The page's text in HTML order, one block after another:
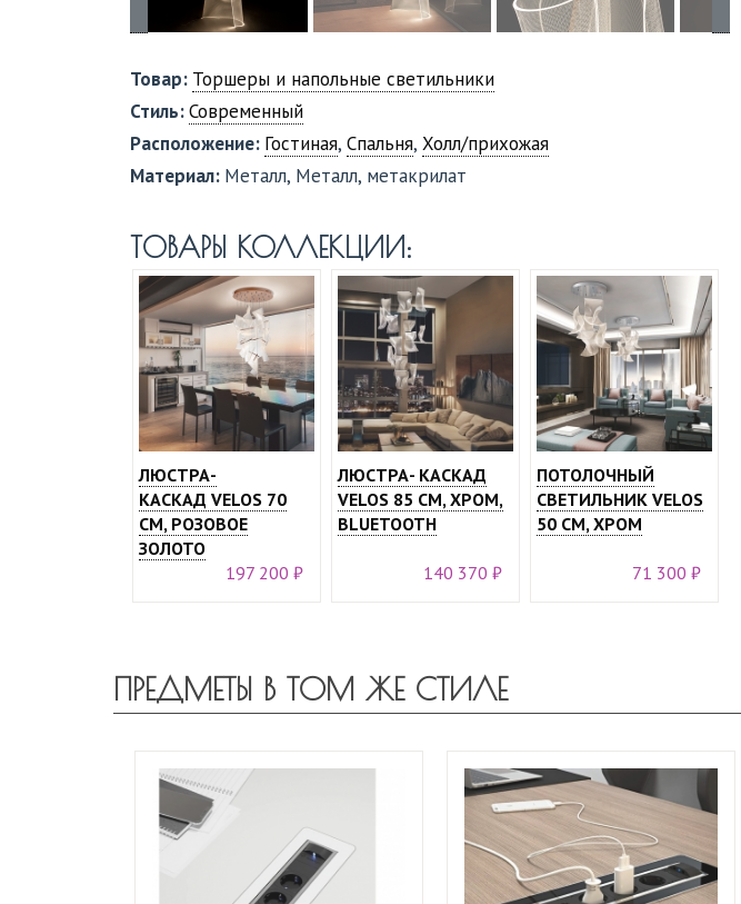
Товар: Торшеры и напольные светильники
Стиль:Современный
Расположение: Гостиная, Спальня, Холл/прихожая
Материал: Металл, Металл, метакрилат
ТОВАРЫ КОЛЛЕКЦИИ:
ЛЮСТРА-
КАСКАД VELOS 70
СМ, РОЗОВОЕ
ЗОЛОТО
197 200 ₽
ЛЮСТРА- КАСКАД
VELOS 85 СМ, ХРОМ,
BLUETOOTH
140 370 ₽
ПОТОЛОЧНЫЙ
СВЕТИЛЬНИК VELOS
50 СМ, ХРОМ
71 300 ₽
ПРЕДМЕТЫ В ТОМ ЖЕ СТИЛЕ